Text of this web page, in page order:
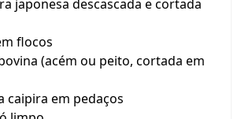
japonesa descascada e cortada
flocos
(acém ou peito, cortada em
caipira em pedaços